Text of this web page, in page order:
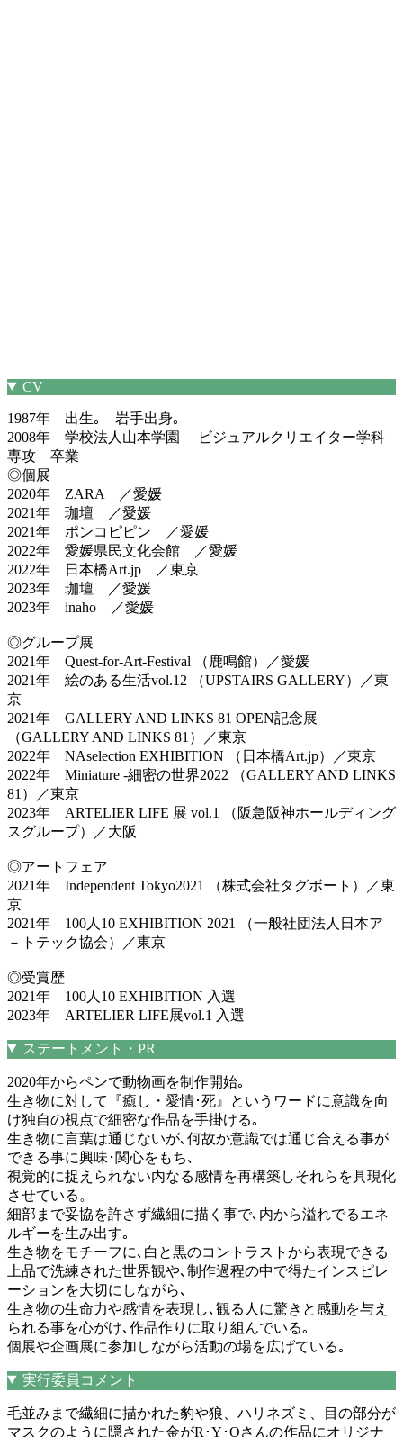
CV
1987年 出生｡ 岩手出身｡
2008年 学校法人山本学園 ビジュアルクリエイター学科
専攻 卒業
◎個展
2020年 ZARA ／愛媛
2021年 珈壇 ／愛媛
2021年 ポンコピピン ／愛媛
2022年 愛媛県民文化会館 ／愛媛
2022年 日本橋Art.jp ／東京
2023年 珈壇 ／愛媛
2023年 inaho ／愛媛
◎グループ展
2021年 Quest-for-Art-Festival （鹿鳴館）／愛媛
2021年 絵のある生活vol.12 （UPSTAIRS GALLERY）／東
京
2021年 GALLERY AND LINKS 81 OPEN記念展
（GALLERY AND LINKS 81）／東京
2022年 NAselection EXHIBITION （日本橋Art.jp）／東京
2022年 Miniature -細密の世界2022 （GALLERY AND LINKS
81）／東京
2023年 ARTELIER LIFE 展 vol.1 （阪急阪神ホールディング
スグループ）／大阪
◎アートフェア
2021年 Independent Tokyo2021 （株式会社タグボート）／東
京
2021年 100人10 EXHIBITION 2021 （一般社団法人日本ア
－トテック協会）／東京
◎受賞歴
2021年 100人10 EXHIBITION 入選
2023年 ARTELIER LIFE展vol.1 入選
ステートメント・PR
2020年からペンで動物画を制作開始｡
生き物に対して『癒し・愛情･死』というワードに意識を向
け独自の視点で細密な作品を手掛ける｡
生き物に言葉は通じないが､何故か意識では通じ合える事が
できる事に興味･関心をもち､
視覚的に捉えられない内なる感情を再構築しそれらを具現化
させている。
細部まで妥協を許さず繊細に描く事で､内から溢れでるエネ
ルギーを生み出す｡
生き物をモチーフに､白と黒のコントラストから表現できる
上品で洗練された世界観や､制作過程の中で得たインスピレ
ーションを大切にしながら､
生き物の生命力や感情を表現し､観る人に驚きと感動を与え
られる事を心がけ､作品作りに取り組んでいる｡
個展や企画展に参加しながら活動の場を広げている｡
実行委員コメント
毛並みまで繊細に描かれた豹や狼、ハリネズミ、目の部分が
マスクのように隠された金がR･Y･Oさんの作品にオリジナ